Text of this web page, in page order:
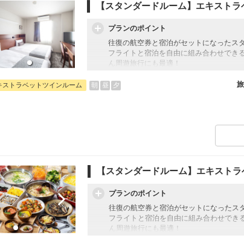
【スタンダードルーム】エキスト
プランのポイント
往復の航空券と宿泊がセットになったス
フライトと宿泊を自由に組み合わせでき
ん周遊旅行にも最適！
JALマイレージ会員の方にはフライトマ
ストラベットツインルーム 朝 昼 夕
【スタンダードルーム】エキスト
プランのポイント
往復の航空券と宿泊がセットになったス
フライトと宿泊を自由に組み合わせでき
ん周遊旅行にも最適！